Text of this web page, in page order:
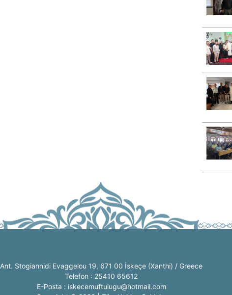
Ant. Stogiannidi Evaggelou 19, 671 00 İskeçe (Xanthi) / Greece
Telefon : 25410 65612
E-Posta : iskecemuftulugu@hotmail.com